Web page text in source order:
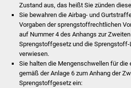
Zustand aus, das heißt Sie zünden
Sie bewahren die Airbag- und
Vorgaben der sprengstoffrechtlichen
auf Nummer 4 des Anhangs zur
Sprengstoffgesetz und die
verwiesen.
Sie halten die Mengenschwellen für die
gemäß der Anlage 6 zum Anhang der
Sprengstoffgesetz ein: